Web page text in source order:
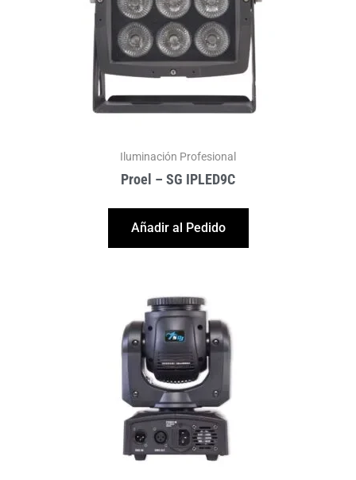
Iluminación Profesional
Proel – SG IPLED9C
Añadir al Pedido